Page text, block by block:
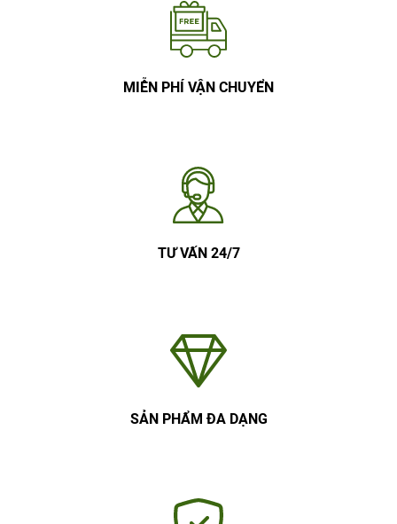
MIỄN PHÍ VẬN CHUYỂN
TƯ VẤN 24/7
SẢN PHẨM ĐA DẠNG